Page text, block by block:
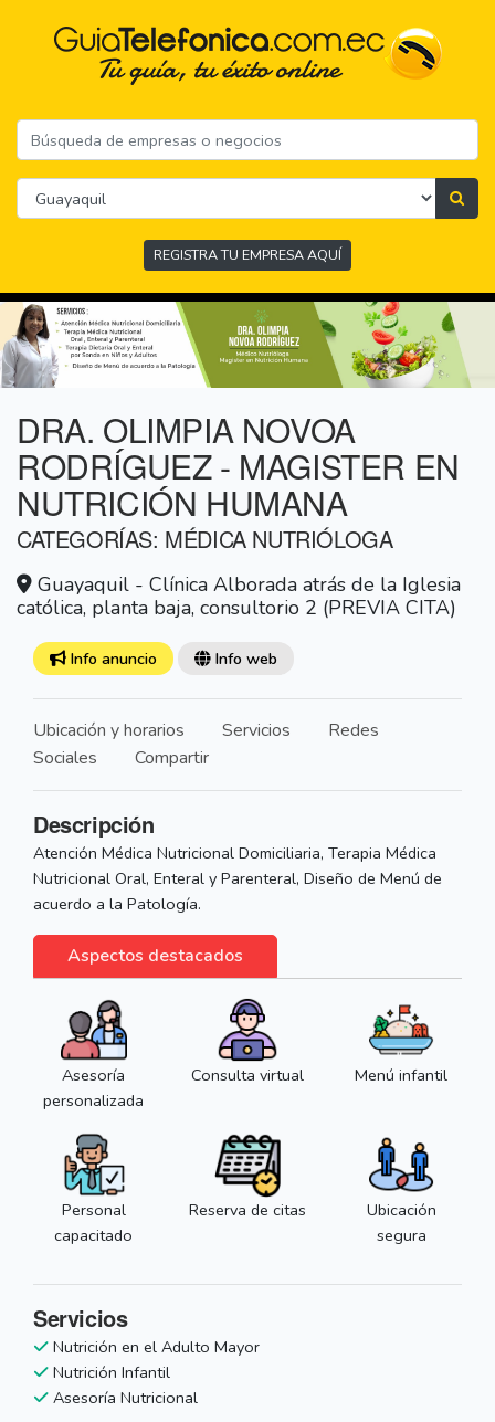
REGISTRA TU EMPRESA AQUÍ
DRA. OLIMPIA NOVOA
RODRÍGUEZ - MAGISTER EN
NUTRICIÓN HUMANA
CATEGORÍAS: MÉDICA NUTRIÓLOGA
Guayaquil - Clínica Alborada atrás de la Iglesia
católica, planta baja, consultorio 2 (PREVIA CITA)
Info anuncio Info web
Ubicación y horarios Servicios
Redes
Sociales
Compartir
Descripción
Atención Médica Nutricional Domiciliaria, Terapia Médica
Nutricional Oral, Enteral y Parenteral, Diseño de Menú de
acuerdo a la Patología.
Aspectos destacados
Asesoría
personalizada
Consulta virtual Menú infantil
Personal
capacitado
Reserva de citas
Ubicación
segura
Servicios
Nutrición en el Adulto Mayor
Nutrición Infantil
Asesoría Nutricional